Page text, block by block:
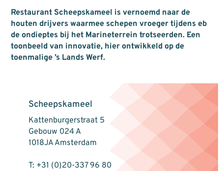
Restaurant Scheepskameel is vernoemd naar de
houten drijvers waarmee schepen vroeger tijdens eb
de ondieptes bij het Marineterrein trotseerden. Een
toonbeeld van innovatie, hier ontwikkeld op de
toenmalige ’s Lands Werf.
Scheepskameel
Kattenburgerstraat 5
Gebouw 024 A
1018JA Amsterdam
T: +31 (0)20-337 96 80